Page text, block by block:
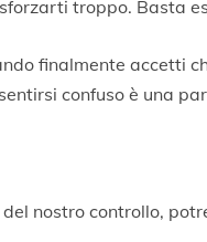
troppo. Basta
finalmente accetti
confuso è una
nostro controllo,